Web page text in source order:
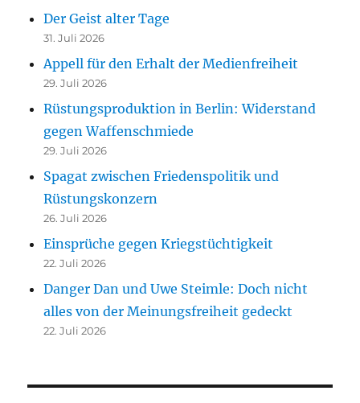
Der Geist alter Tage
31. Juli 2026
Appell für den Erhalt der Medienfreiheit
29. Juli 2026
Rüstungsproduktion in Berlin: Widerstand
gegen Waffenschmiede
29. Juli 2026
Spagat zwischen Friedenspolitik und
Rüstungskonzern
26. Juli 2026
Einsprüche gegen Kriegstüchtigkeit
22. Juli 2026
Danger Dan und Uwe Steimle: Doch nicht
alles von der Meinungsfreiheit gedeckt
22. Juli 2026